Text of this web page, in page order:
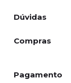
Dúvidas
Compras
Pagamento